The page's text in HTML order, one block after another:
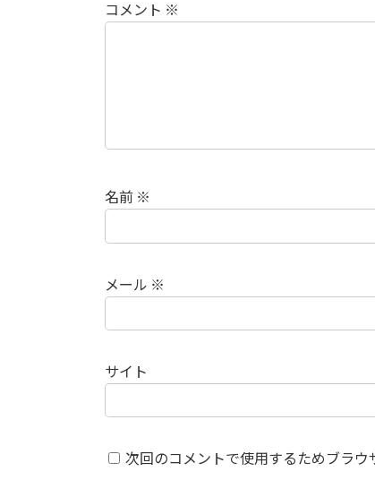
コメント ※
名前 ※
メール ※
サイト
次回のコメントで使用するためブラウ